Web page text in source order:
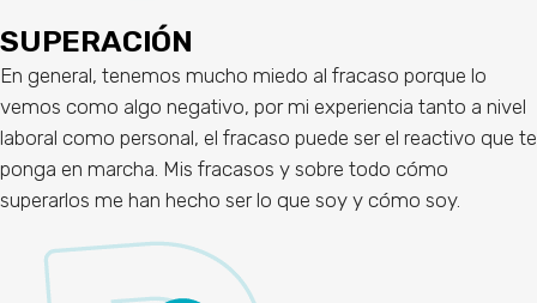
SUPERACIÓN
En general, tenemos mucho miedo al fracaso porque lo
vemos como algo negativo, por mi experiencia tanto a nivel
laboral como personal, el fracaso puede ser el reactivo que te
ponga en marcha. Mis fracasos y sobre todo cómo
superarlos me han hecho ser lo que soy y cómo soy.